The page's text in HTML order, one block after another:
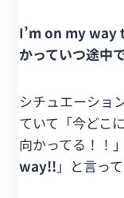
I’m on my
かっていつ途中で
シチュエーショ
ていて「今どこ
向かってる！！
way!! 」と言っ